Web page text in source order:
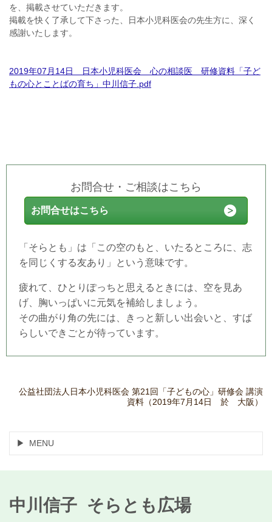
を、掲載させていただきます。
掲載を快く了承して下さった、日本小児科医会の先生方に、深く
感謝いたします。
2019年07月14日 日本小児科医会 心の相談医 研修資料「子ど
もの心とことばの育ち」中川信子.pdf
お問合せ・ご相談はこちら
お問合せはこちら
「そらとも」は「この空のもと、いたるところに、志
を同じくする友あり」という意味です。
疲れて、ひとりぽっちと思えるときには、空を見あ
げ、胸いっぱいに元気を補給しましょう。
その曲がり角の先には、きっと新しい出会いと、すば
らしいできごとが待っています。
公益社団法人日本小児科医会 第21回「子どもの心」研修会 講演
資料（2019年7月14日 於 大阪）
MENU
中川信子 そらとも広場